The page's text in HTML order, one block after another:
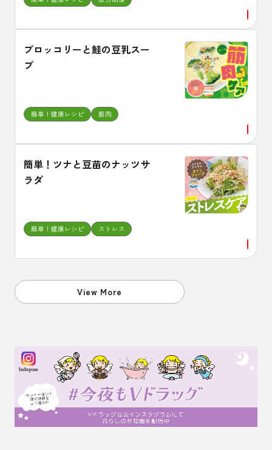
ブロッコリーと鮭の豆乳スー
プ
簡単！健康レシピ 筋肉
簡単！ツナと豆苗のナッツサ
ラダ
簡単！健康レシピ ストレス
View More